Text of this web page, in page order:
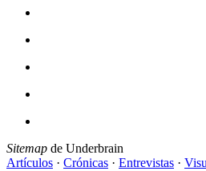
Sitemap de Underbrain
Artículos · Crónicas · Entrevistas ·